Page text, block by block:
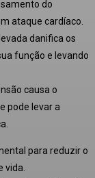
do
ataque cardíaco
danifica os
função e levando
causa o
pode levar a
para reduzir o
vida